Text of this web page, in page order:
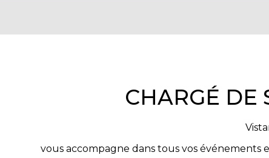
CHARGÉ DE
vous accompagne dans tous vos